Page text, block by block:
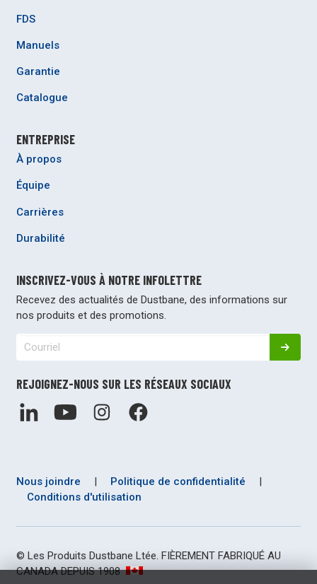
FDS
Manuels
Garantie
Catalogue
ENTREPRISE
À propos
Équipe
Carrières
Durabilité
INSCRIVEZ-VOUS À NOTRE INFOLETTRE
Recevez des actualités de Dustbane, des informations sur
nos produits et des promotions.
REJOIGNEZ-NOUS SUR LES RÉSEAUX SOCIAUX
Nous joindre | Politique de confidentialité
|
Conditions d'utilisation
© Les Produits Dustbane Ltée. FIÈREMENT FABRIQUÉ AU
CANADA DEPUIS 1908